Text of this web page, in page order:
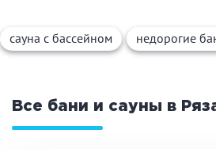
Русская баня
На дровах
сауна с бассейном недорогие
Все бани и сауны в